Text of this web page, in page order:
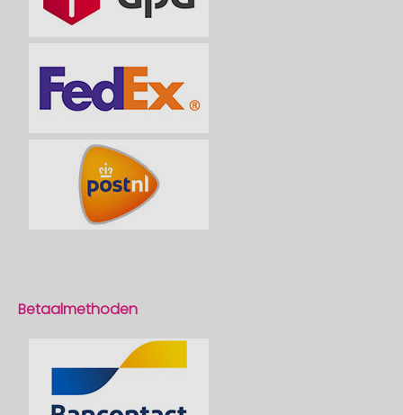
Betaalmethoden